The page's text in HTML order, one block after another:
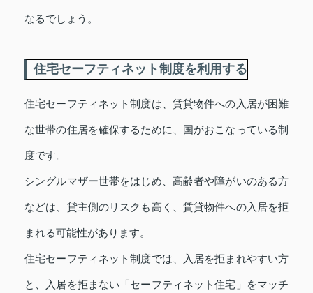
なるでしょう。
住宅セーフティネット制度を利用する
住宅セーフティネット制度は、賃貸物件への入居が困難
な世帯の住居を確保するために、国がおこなっている制
度です。
シングルマザー世帯をはじめ、高齢者や障がいのある方
などは、貸主側のリスクも高く、賃貸物件への入居を拒
まれる可能性があります。
住宅セーフティネット制度では、入居を拒まれやすい方
と、入居を拒まない「セーフティネット住宅」をマッチ